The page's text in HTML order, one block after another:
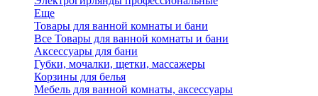
Еще
Товары для ванной комнаты и бани
Все Товары для ванной комнаты и бани
Аксессуары для бани
Губки, мочалки, щетки, массажеры
Корзины для белья
Мебель для ванной комнаты, аксессуары